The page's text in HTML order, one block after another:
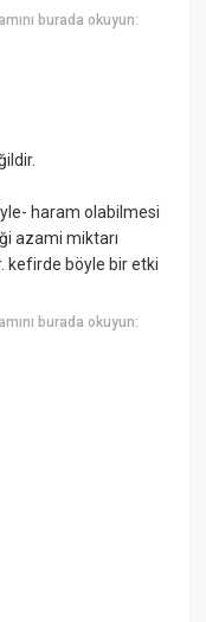
burada okuyun:
haram olabilmesi
azami miktarı
kefirde böyle bir etki
burada okuyun: